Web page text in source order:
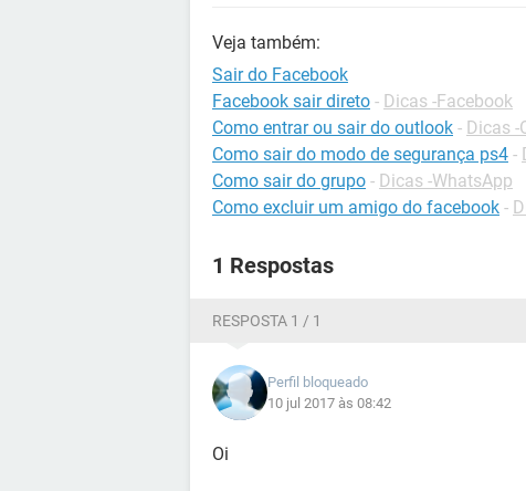
Veja também:
Sair do Facebook
Facebook sair direto - Dicas -Facebook
Como entrar ou sair do outlook - Dicas -
Como sair do modo de segurança ps4 -
Como sair do grupo - Dicas -WhatsApp
Como excluir um amigo do facebook -
1 Respostas
RESPOSTA 1 / 1
Perfil bloqueado
10 jul 2017 às 08:42
Oi